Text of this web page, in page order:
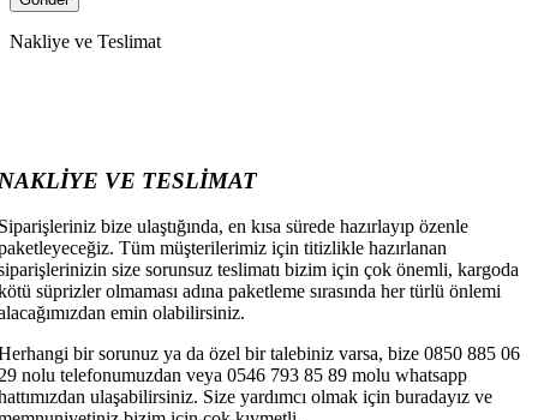
Nakliye ve Teslimat
VE TESLİMAT
bize ulaştığında, en kısa sürede hazırlayıp özenle
Tüm müşterilerimiz için titizlikle hazırlanan
size sorunsuz teslimatı bizim için çok önemli, kargoda
süprizler olmaması adına paketleme sırasında her türlü önlemi
emin olabilirsiniz.
bir sorunuz ya da özel bir talebiniz varsa, bize 0850 885 06
nolu telefonumuzdan veya 0546 793 85 89 molu whatsapp
ulaşabilirsiniz. Size yardımcı olmak için buradayız ve